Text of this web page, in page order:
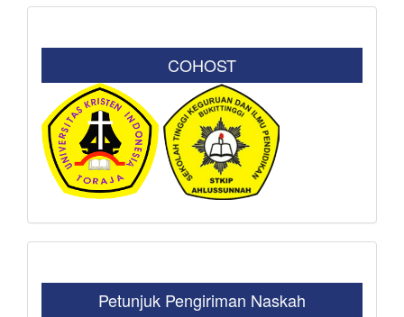
COHOST
Petunjuk Pengiriman Naskah